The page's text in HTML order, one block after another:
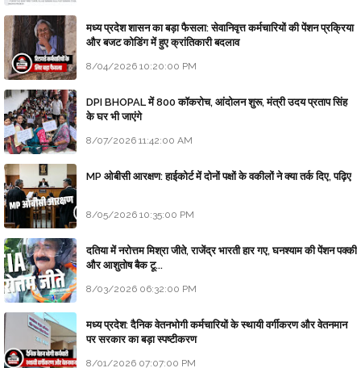
मध्य प्रदेश शासन का बड़ा फैसला: सेवानिवृत्त कर्मचारियों की पेंशन प्रक्रिया
और बजट कोडिंग में हुए क्रांतिकारी बदलाव
8/04/2026 10:20:00 PM
DPI BHOPAL में 800 कॉकरोच, आंदोलन शुरू, मंत्री उदय प्रताप सिंह
के घर भी जाएंगे
8/07/2026 11:42:00 AM
MP ओबीसी आरक्षण: हाईकोर्ट में दोनों पक्षों के वकीलों ने क्या तर्क दिए, पढ़िए
8/05/2026 10:35:00 PM
दतिया में नरोत्तम मिश्रा जीते, राजेंद्र भारती हार गए, घनश्याम की पेंशन पक्की
और आशुतोष बैक टू...
8/03/2026 06:32:00 PM
मध्य प्रदेश: दैनिक वेतनभोगी कर्मचारियों के स्थायी वर्गीकरण और वेतनमान
पर सरकार का बड़ा स्पष्टीकरण
8/01/2026 07:07:00 PM